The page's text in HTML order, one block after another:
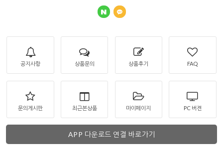
공지사항 상품문의 상품후기 FAQ
문의게시판 최근본상품 마이페이지 PC 버젼
APP 다운로드 연결 바로가기